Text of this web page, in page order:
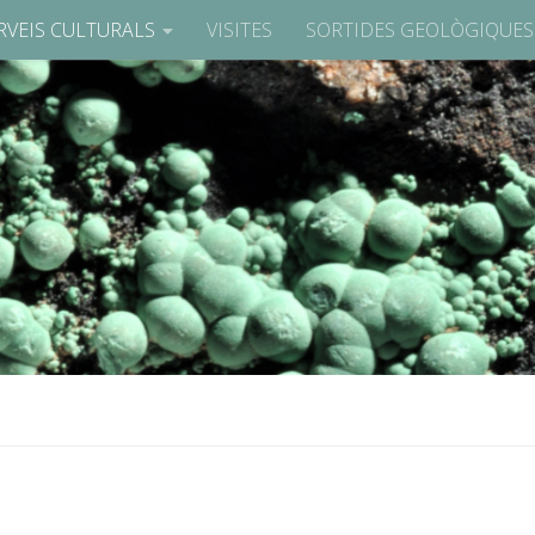
CULTURALS VISITES SORTIDES GEOLÒGIQUES